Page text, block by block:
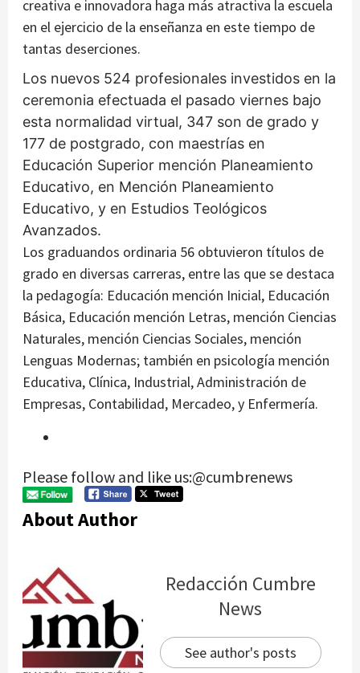
creativa e innovadora haga más atractiva la escuela
en el ejercicio de la enseñanza en este tiempo de
tantas deserciones.
Los nuevos 524 profesionales investidos en la
ceremonia efectuada el pasado viernes bajo
esta normalidad virtual, 347 son de grado y
177 de postgrado, con maestrías en
Educación Superior mención Planeamiento
Educativo, en Mención Planeamiento
Educativo, y en Estudios Teológicos
Avanzados.
Los graduandos ordinaria 56 obtuvieron títulos de
grado en diversas carreras, entre las que se destaca
la pedagogía: Educación mención Inicial, Educación
Básica, Educación mención Letras, mención Ciencias
Naturales, mención Ciencias Sociales, mención
Lenguas Modernas; también en psicología mención
Educativa, Clínica, Industrial, Administración de
Empresas, Contabilidad, Mercadeo, y Enfermería.
Please follow and like us:@cumbrenews
About Author
Redacción Cumbre
News
See author's posts